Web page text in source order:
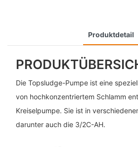
Produktdetail
Die Topsludge-Pumpe ist eine
von hochkonzentriertem Schlamm
Kreiselpumpe. Sie ist in
darunter auch die 3/2C-AH.